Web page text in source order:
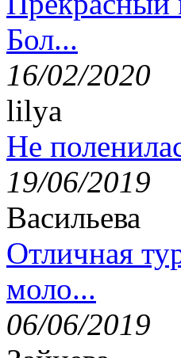
Бол...
16/02/2020
lilya
Не
19/06/2019
Васильева
Отличная
моло...
06/06/2019